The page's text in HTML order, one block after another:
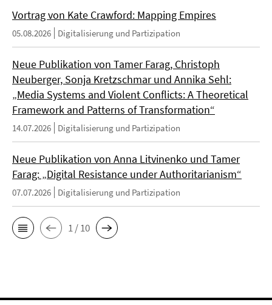
Vortrag von Kate Crawford: Mapping Empires
05.08.2026 Digitalisierung und Partizipation
Neue Publikation von Tamer Farag, Christoph
Neuberger, Sonja Kretzschmar und Annika Sehl:
„Media Systems and Violent Conflicts: A Theoretical
Framework and Patterns of Transformation“
14.07.2026 Digitalisierung und Partizipation
Neue Publikation von Anna Litvinenko und Tamer
Farag: „Digital Resistance under Authoritarianism“
07.07.2026 Digitalisierung und Partizipation
1 / 10